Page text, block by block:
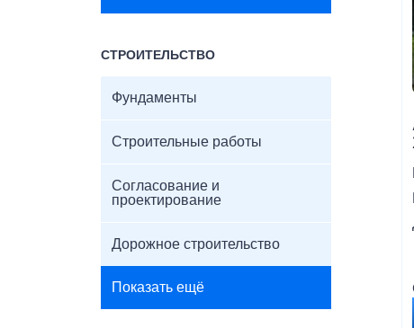
СТРОИТЕЛЬСТВО
Фундаменты
Строительные работы
Согласование и
проектирование
Дорожное строительство
Показать ещё